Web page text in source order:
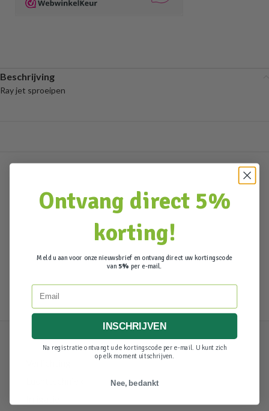
Beschrijving
Ray jet sproeipen
Ontvang direct 5%
korting!
Meld u aan voor onze nieuwsbrief en ontvang direct uw kortingscode
van 5% per e-mail.
Email
INSCHRIJVEN
Na registratie ontvangt u de kortingscode per e-mail. U kunt zich
op elk moment uitschrijven.
Nee, bedankt